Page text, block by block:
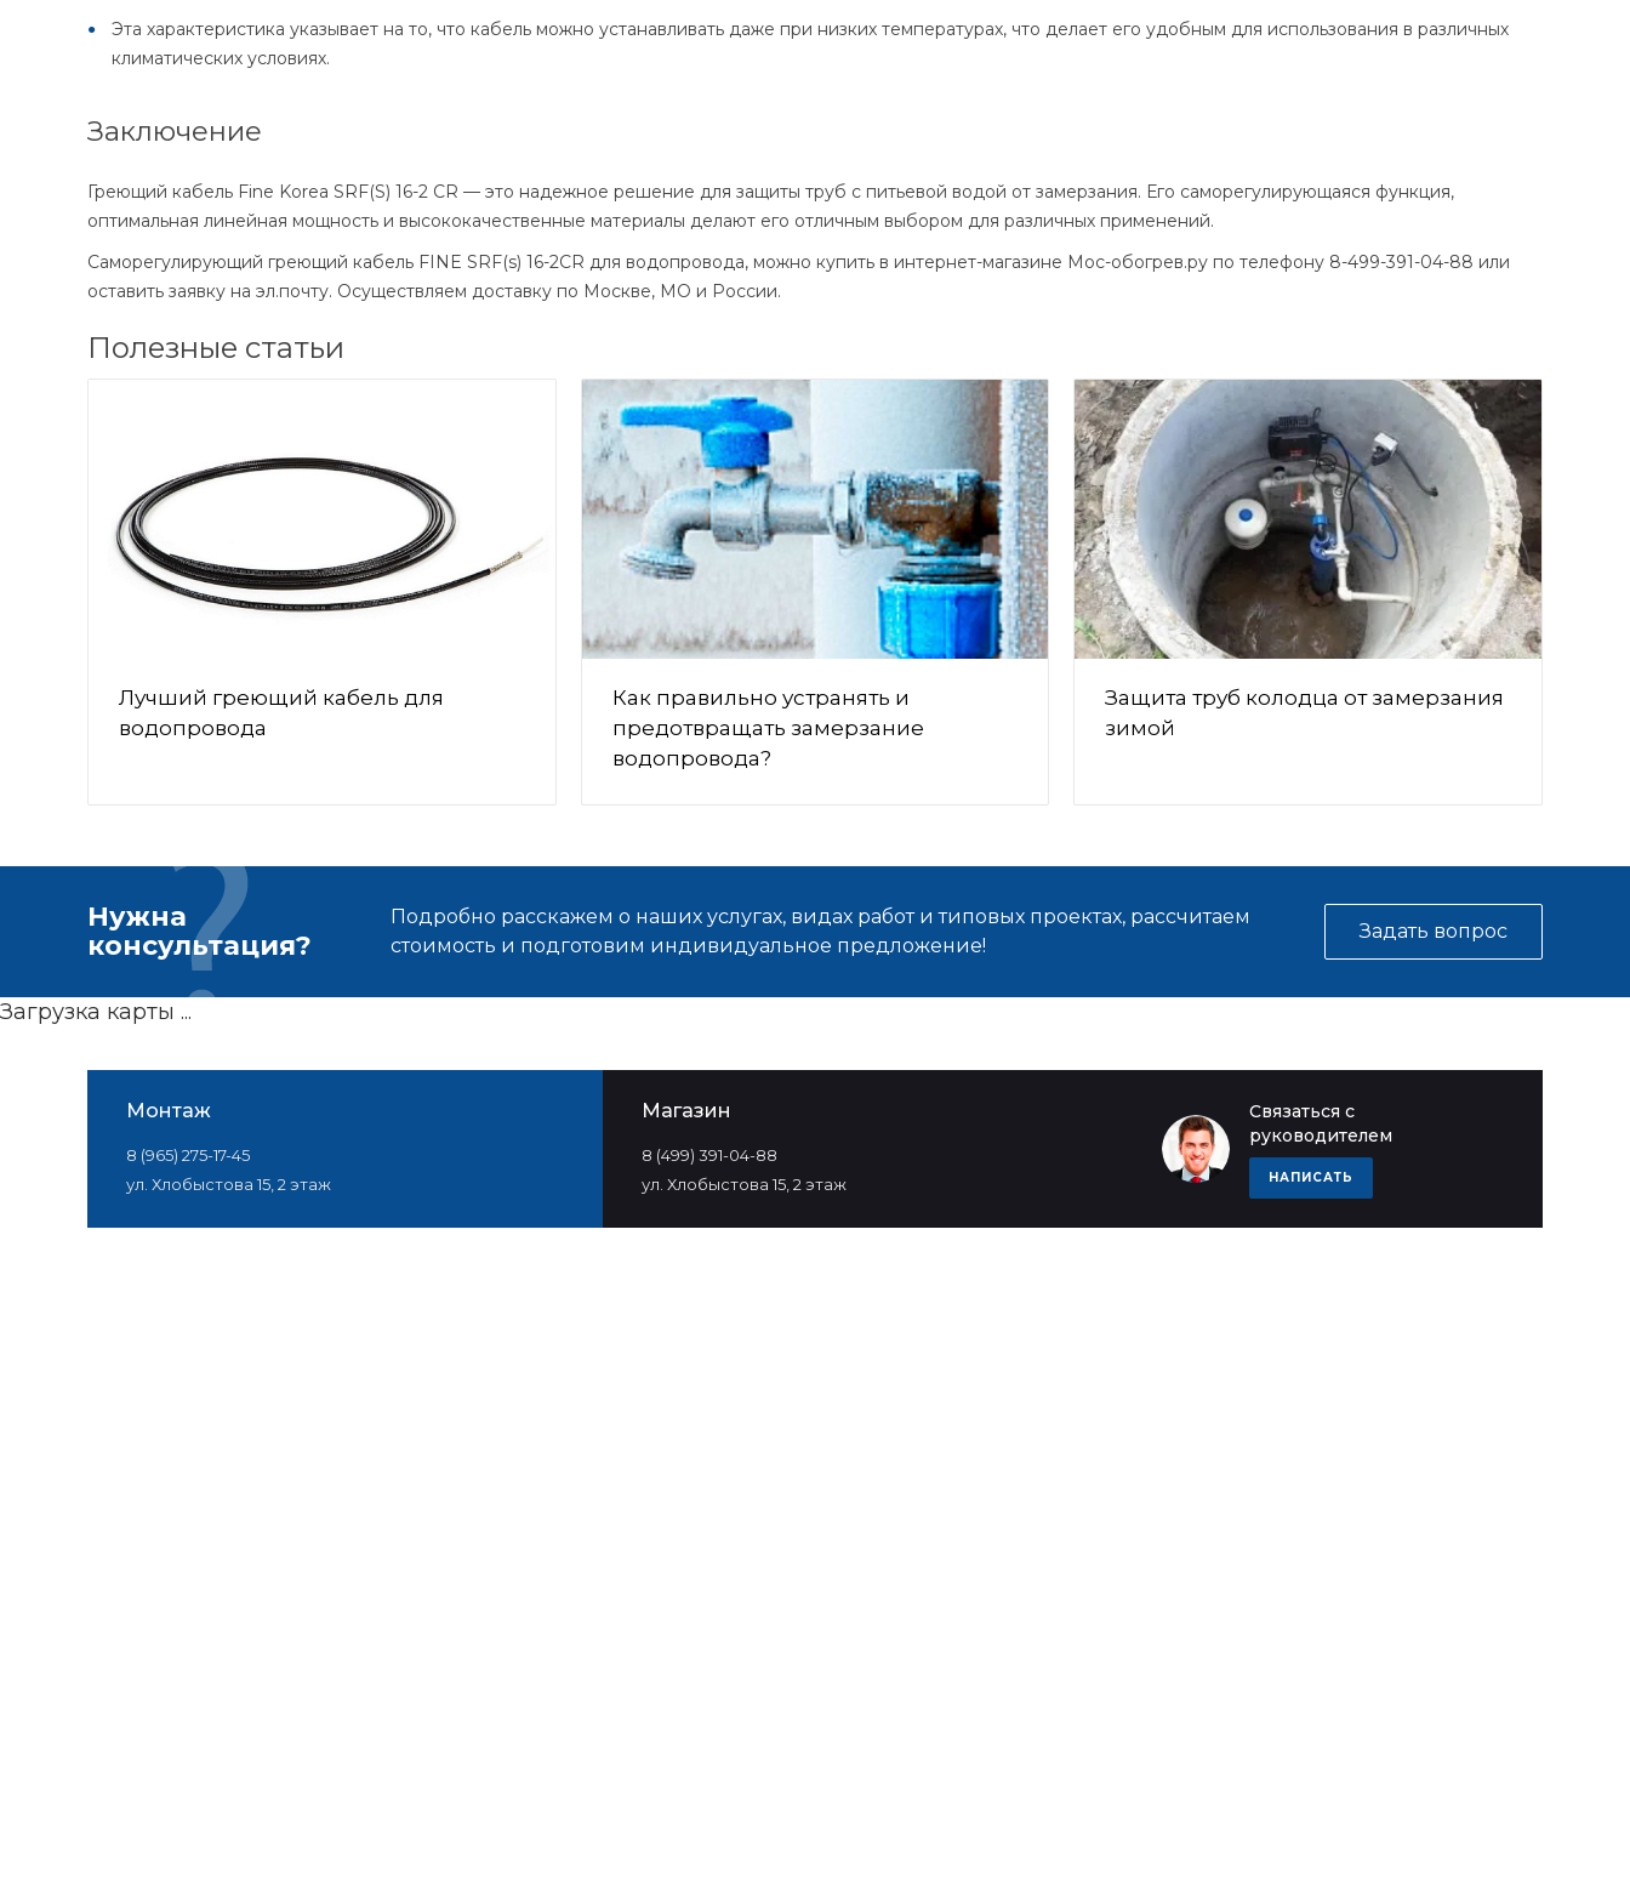
Эта характеристика указывает на то, что кабель можно устанавливать даже при низких температурах, что делает его удобным для использования в различных
климатических условиях.
Заключение
Греющий кабель Fine Korea SRF(S) 16-2 CR — это надежное решение для защиты труб с питьевой водой от замерзания. Его саморегулирующаяся функция,
оптимальная линейная мощность и высококачественные материалы делают его отличным выбором для различных применений.
Саморегулирующий греющий кабель FINE SRF(s) 16-2CR для водопровода, можно купить в интернет-магазине Мос-обогрев.ру по телефону 8-499-391-04-88 или
оставить заявку на эл.почту. Осуществляем доставку по Москве, МО и России.
Полезные статьи
Лучший греющий кабель для
водопровода
Как правильно устранять и
предотвращать замерзание
водопровода?
Защита труб колодца от замерзания
зимой
Нужна
консультация?
Подробно расскажем о наших услугах, видах работ и типовых проектах, рассчитаем
стоимость и подготовим индивидуальное предложение!
Задать вопрос
Связаться с
руководителем
НАПИСАТЬ
Монтаж
8 (965) 275-17-45
ул. Хлобыстова 15, 2 этаж
Магазин
8 (499) 391-04-88
ул. Хлобыстова 15, 2 этаж
Загрузка карты ...